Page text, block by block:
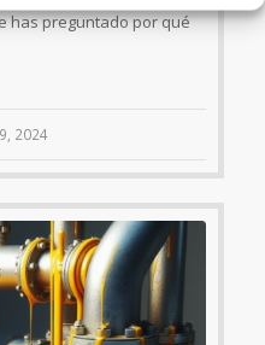
has preguntado por qué
2024